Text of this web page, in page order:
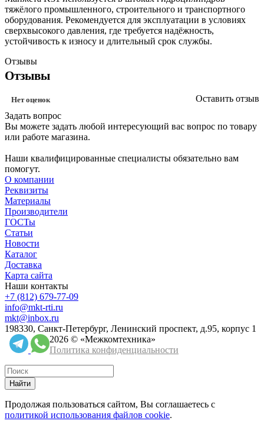
тяжёлого промышленного, строительного и транспортного
оборудования. Рекомендуется для эксплуатации в условиях
сверхвысокого давления, где требуется надёжность,
устойчивость к износу и длительный срок службы.
Отзывы
Отзывы
Нет оценок
Оставить отзыв
Задать вопрос
Вы можете задать любой интересующий вас вопрос по товару
или работе магазина.
Наши квалифицированные специалисты обязательно вам
помогут.
О компании
Реквизиты
Материалы
Производители
ГОСТы
Статьи
Новости
Каталог
Доставка
Карта сайта
Наши контакты
+7 (812) 679-77-09
info@mkt-rti.ru
mkt@inbox.ru
198330, Санкт-Петербург, Ленинский проспект, д.95, корпус 1
2026 © «Межкомтехника»
Политика конфиденциальности
Найти
Продолжая пользоваться сайтом, Вы соглашаетесь с
политикой использования файлов cookie.